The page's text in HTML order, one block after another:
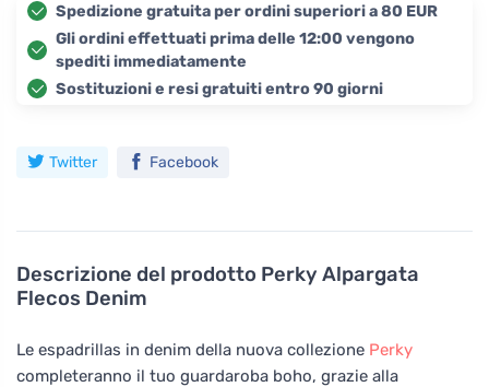
Descrizione del prodotto Perky Alpargata
Flecos Denim
Le espadrillas in denim della nuova collezione Perky
completeranno il tuo guardaroba boho, grazie alla
Spedizione gratuita per ordini superiori a 80 EUR
Gli ordini effettuati prima delle 12:00 vengono
spediti immediatamente
Sostituzioni e resi gratuiti entro 90 giorni
Twitter Facebook